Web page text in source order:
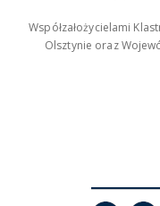
Współzałożycielami
Olsztynie oraz